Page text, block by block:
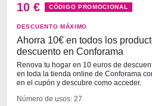
10 € CÓDIGO PROMOCIONAL
DESCUENTO MÁXIMO
Ahorra 10€ en todos los
descuento en Conforama
Renova tu hogar en 10 euros de
en toda la tienda online de Conforama
en el cupón y descubre como acceder.
Número de usos: 27